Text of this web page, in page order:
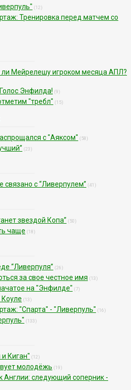
(12)
Тренировка перед матчем со
ли Мейрелешу игроком месяца АПЛ?
Энфилда! (9)
"требл" (15)
с "Аяксом" (58)
(23)
связано с “Ливерпулем” (41)
звездой Копа” (50)
чаще (18)
“Ливерпуля” (26)
за свое честное имя (13)
на "Энфилде" (7)
(13)
"Спарта" - "Ливерпуль" (16)
(133)
Киган" (12)
молодёжь (19)
Англии: следующий соперник -